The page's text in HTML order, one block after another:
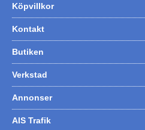
Köpvillkor
Kontakt
Butiken
Verkstad
Annonser
AIS Trafik